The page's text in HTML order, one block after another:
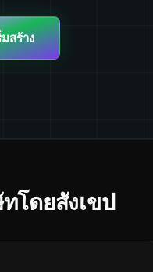
มสร้าง
โดยสังเขป